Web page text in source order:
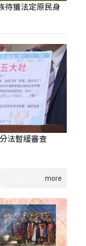
待獲法定原民身
法暫緩審查